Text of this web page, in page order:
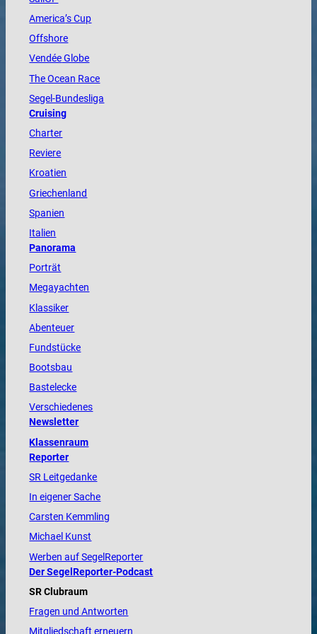
America’s Cup
Offshore
VendéeGlobe
TheOcean Race
Segel-Bundesliga
Cruising
Charter
Reviere
Kroatien
Griechenland
Spanien
Italien
Panorama
Porträt
Megayachten
Klassiker
Abenteuer
Fundstücke
Bootsbau
Bastelecke
Verschiedenes
Newsletter
Klassenraum
Reporter
SR Leitgedanke
In eigener Sache
Carsten Kemmling
Michael Kunst
Werben auf SegelReporter
Der SegelReporter-Podcast
SR Clubraum
Fragen und Antworten